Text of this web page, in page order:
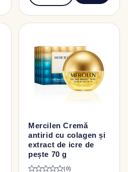
Mercilen Cremă
antirid cu colagen și
extract de icre de
pește 70 g
(0)